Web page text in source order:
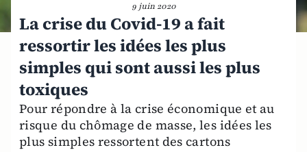
9 juin 2020
La crise du Covid-19 a fait
ressortir les idées les plus
simples qui sont aussi les plus
toxiques
Pour répondre à la crise économique et au
risque du chômage de masse, les idées les
plus simples ressortent des cartons